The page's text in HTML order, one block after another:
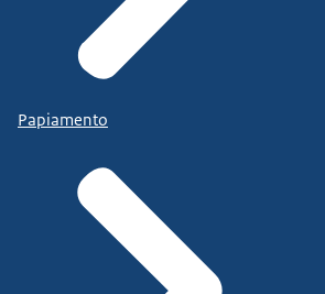
Papiamento